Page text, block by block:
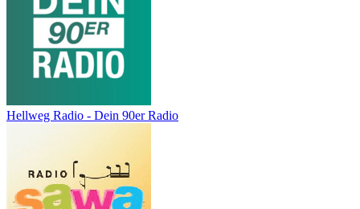
Hellweg Radio - Dein 90er Radio